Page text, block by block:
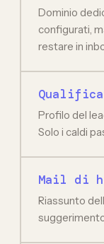
Dominio
configurati,
restare in
Profilo del
Solo i caldi
Mail di
Riassunto